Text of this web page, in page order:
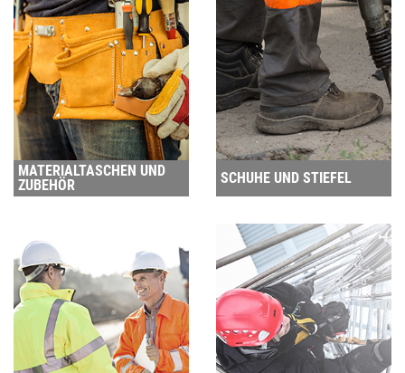
MATERIALTASCHEN UND
ZUBEHÖR
SCHUHE UND STIEFEL